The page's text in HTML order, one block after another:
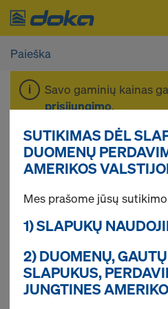
Savo gaminių kainas
prisijungimo.
Kolonų
Rasta 36 gaminių
Dažniausiai peržiūrėti
SUTIKIMAS DĖL
DUOMENŲ
AMERIKOS
Mes prašome jūsų sutikimo
1) SLAPUKŲ
2) DUOMENŲ,
SLAPUKUS,
JUNGTINES